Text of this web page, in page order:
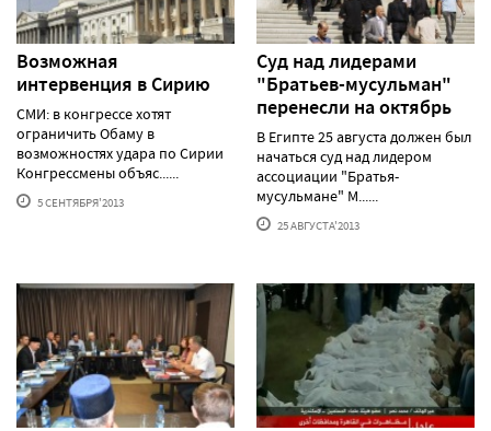
Возможная
интервенция в Сирию
СМИ: в конгрессе хотят
ограничить Обаму в
возможностях удара по Сирии
Конгрессмены объяс......
5 СЕНТЯБРЯ'2013
Суд над лидерами
"Братьев-мусульман"
перенесли на октябрь
В Египте 25 августа должен был
начаться суд над лидером
ассоциации "Братья-
мусульмане" М......
25 АВГУСТА'2013